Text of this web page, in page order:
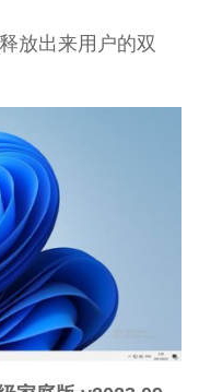
放出来用户的双